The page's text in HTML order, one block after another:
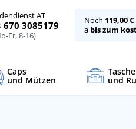
AT
670 3085179
Fr, 8-16)
Noch 119,00 €
a bis zum
Caps
und Mützen und